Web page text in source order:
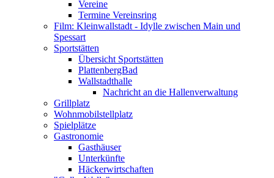
Vereine
Termine Vereinsring
Film: Kleinwallstadt - Idylle zwischen Main und
Spessart
Sportstätten
Übersicht Sportstätten
PlattenbergBad
Wallstadthalle
Nachricht an die Hallenverwaltung
Grillplatz
Wohnmobilstellplatz
Spielplätze
Gastronomie
Gasthäuser
Unterkünfte
Häckerwirtschaften